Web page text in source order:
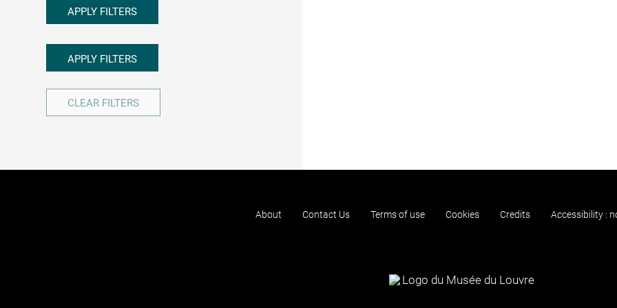
APPLY FILTERS
APPLY FILTERS
CLEAR FILTERS
About Contact Us Terms of use Cookies Credits Accessibility :